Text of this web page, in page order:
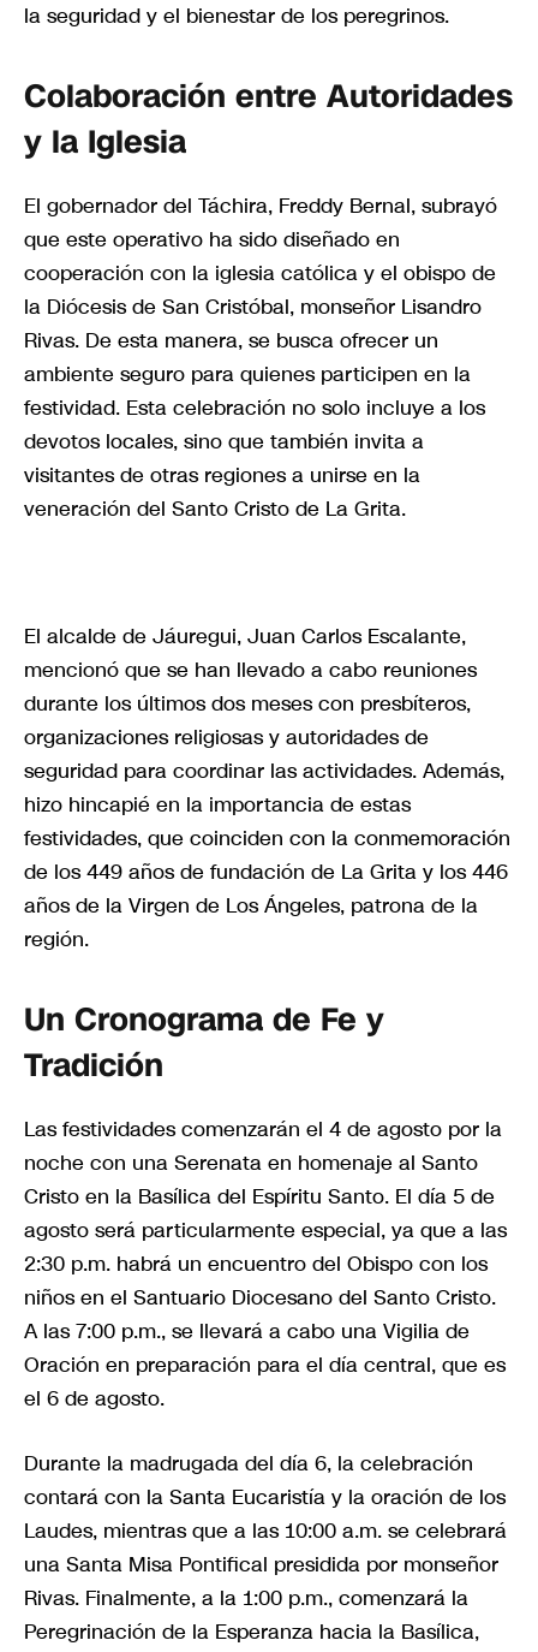
la seguridad y el bienestar de los peregrinos.
Colaboración entre Autoridades
y la Iglesia
El gobernador del Táchira, Freddy Bernal, subrayó
que este operativo ha sido diseñado en
cooperación con la iglesia católica y el obispo de
la Diócesis de San Cristóbal, monseñor Lisandro
Rivas. De esta manera, se busca ofrecer un
ambiente seguro para quienes participen en la
festividad. Esta celebración no solo incluye a los
devotos locales, sino que también invita a
visitantes de otras regiones a unirse en la
veneración del Santo Cristo de La Grita.
El alcalde de Jáuregui, Juan Carlos Escalante,
mencionó que se han llevado a cabo reuniones
durante los últimos dos meses con presbíteros,
organizaciones religiosas y autoridades de
seguridad para coordinar las actividades. Además,
hizo hincapié en la importancia de estas
festividades, que coinciden con la conmemoración
de los 449 años de fundación de La Grita y los 446
años de la Virgen de Los Ángeles, patrona de la
región.
Un Cronograma de Fe y
Tradición
Las festividades comenzarán el 4 de agosto por la
noche con una Serenata en homenaje al Santo
Cristo en la Basílica del Espíritu Santo. El día 5 de
agosto será particularmente especial, ya que a las
2:30 p.m. habrá un encuentro del Obispo con los
niños en el Santuario Diocesano del Santo Cristo.
A las 7:00 p.m., se llevará a cabo una Vigilia de
Oración en preparación para el día central, que es
el 6 de agosto.
Durante la madrugada del día 6, la celebración
contará con la Santa Eucaristía y la oración de los
Laudes, mientras que a las 10:00 a.m. se celebrará
una Santa Misa Pontifical presidida por monseñor
Rivas. Finalmente, a la 1:00 p.m., comenzará la
Peregrinación de la Esperanza hacia la Basílica,